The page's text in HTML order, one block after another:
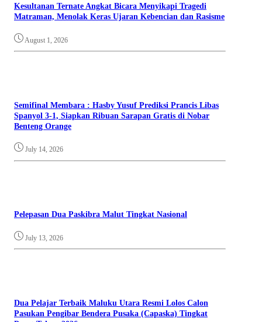
Kesultanan Ternate Angkat Bicara Menyikapi Tragedi
Matraman, Menolak Keras Ujaran Kebencian dan Rasisme
August 1, 2026
Semifinal Membara : Hasby Yusuf Prediksi Prancis Libas
Spanyol 3-1, Siapkan Ribuan Sarapan Gratis di Nobar
Benteng Orange
July 14, 2026
Pelepasan Dua Paskibra Malut Tingkat Nasional
July 13, 2026
Dua Pelajar Terbaik Maluku Utara Resmi Lolos Calon
Pasukan Pengibar Bendera Pusaka (Capaska) Tingkat